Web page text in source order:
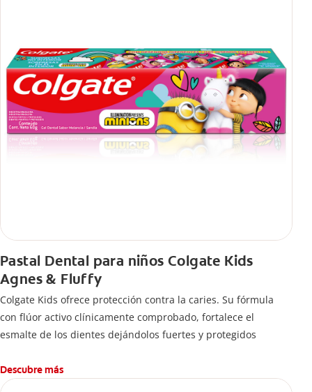
Pastal Dental para niños Colgate Kids
Agnes & Fluffy
Colgate Kids ofrece protección contra la caries. Su fórmula
con flúor activo clínicamente comprobado, fortalece el
esmalte de los dientes dejándolos fuertes y protegidos
Descubre más